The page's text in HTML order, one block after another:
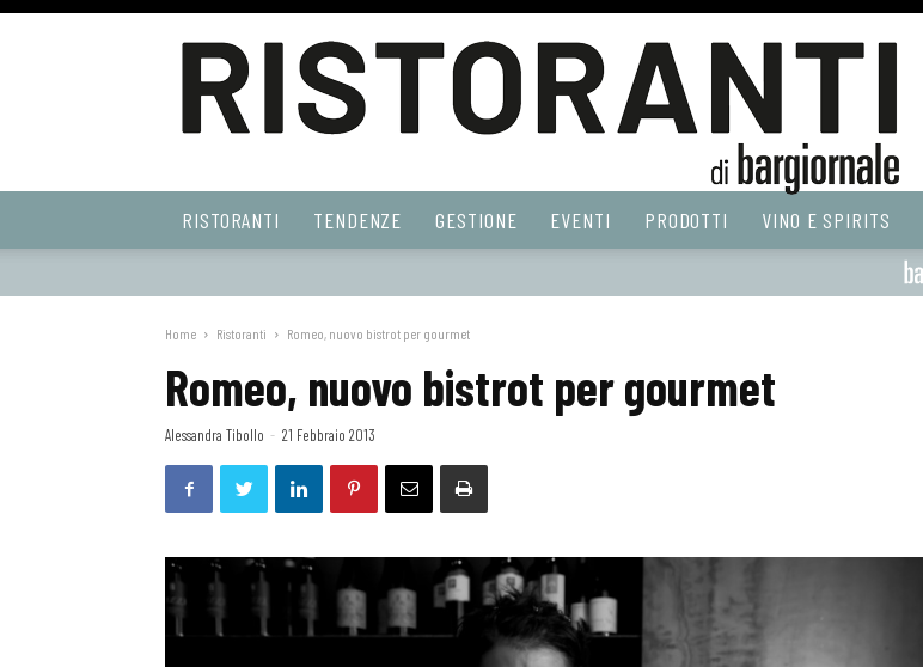
Web
RISTORANTI TENDENZE GESTIONE EVENTI PRODOTTI VINO E SPIRITS
Home Ristoranti Romeo, nuovo bistrot per gourmet
Romeo, nuovo bistrot per gourmet
Alessandra Tibollo - 21 Febbraio 2013